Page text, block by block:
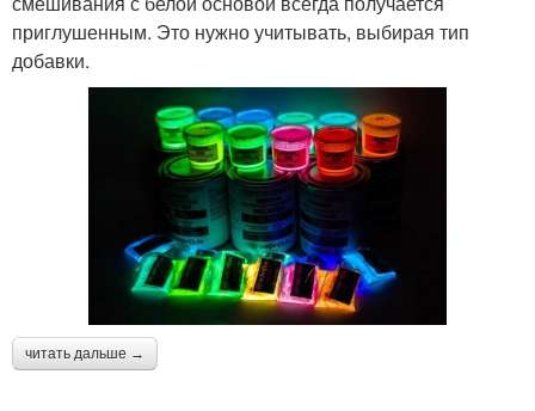
приглушенным. Это нужно учитывать, выбирая тип
добавки.
читать дальше →